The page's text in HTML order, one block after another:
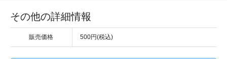
その他の詳細情報
販売価格 500円(税込)